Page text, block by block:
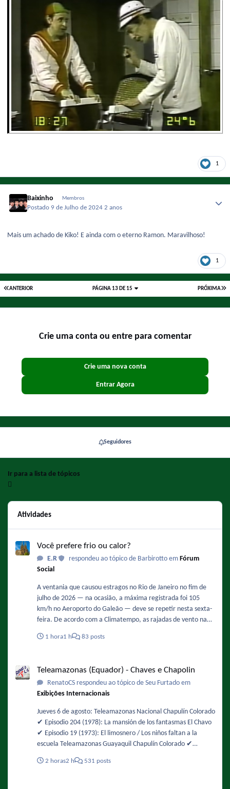
1
Baixinho Membros
Postado 9 de Julho de 20242 anos
Mais um achado de Kiko! E ainda com o eterno Ramon. Maravilhoso!
1
ANTERIOR PRÓXIMA
PÁGINA 13 DE 15
Crie uma conta ou entre para comentar
Crie uma nova conta
Entrar Agora
Seguidores
Ir para a lista de tópicos
Atividades
Você prefere frio ou calor?
E.R respondeu ao tópico de Barbirotto em Fórum
Social
A ventania que causou estragos no Rio de Janeiro no fim de
julho de 2026 — na ocasião, a máxima registrada foi 105
km/h no Aeroporto do Galeão — deve se repetir nesta sexta-
feira. De acordo com a Climatempo, as rajadas de vento na
com possibilidade de queda de árvores. Os ventos devem
https://oglobo.globo.com/rio/noticia/2026/08/06/rajadas-de-
vento-mais-intensas-sao-esperadas-entre-12h-e-18h-desta-
1 hora1 h 83 posts
Teleamazonas (Equador) - Chaves e Chapolin
RenatoCS respondeu ao tópico de Seu Furtado em
Exibições Internacionais
Jueves 6 de agosto: Teleamazonas Nacional Chapulín Colorado
✔️ Episodio 204 (1978): La mansión de los fantasmas El Chavo
✔️ Episodio 19 (1973): El limosnero / Los niños faltan a la
escuela Teleamazonas Guayaquil Chapulín Colorado ✔️
paralizadora El Chavo ✔️ Episodio 105 (1975): La fuente de los
2 horas2 h 531 posts